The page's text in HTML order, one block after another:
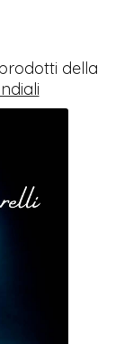
della